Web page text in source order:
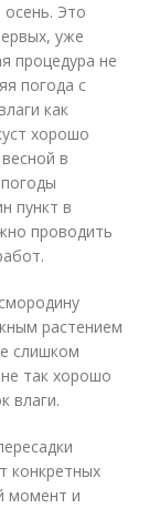
Это
уже
процедура не
погода с
как
хорошо
в
пункт в
проводить
растением
слишком
так хорошо
влаги.
конкретных
момент и